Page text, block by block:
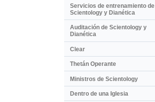
Servicios de entrenamiento de
Scientology y Dianética
Auditación de Scientology y
Dianética
Clear
Thetán Operante
Ministros de Scientology
Dentro de una Iglesia